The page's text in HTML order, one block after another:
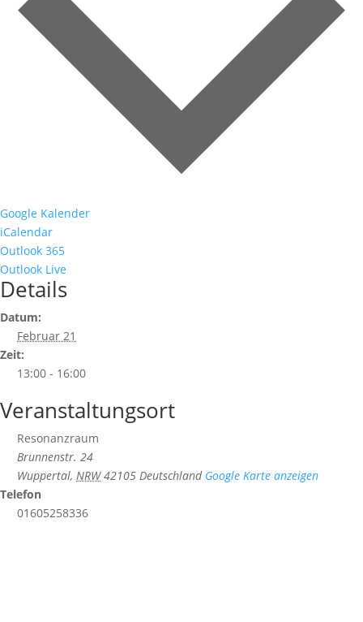
Google Kalender
iCalendar
Outlook 365
Outlook Live
Details
Datum:
Februar 21
Zeit:
13:00 - 16:00
Veranstaltungsort
Resonanzraum
Brunnenstr. 24
Wuppertal, NRW 42105 Deutschland Google Karte anzeigen
Telefon
01605258336